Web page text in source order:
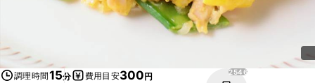
調理時間15分 費用目安300円 2546